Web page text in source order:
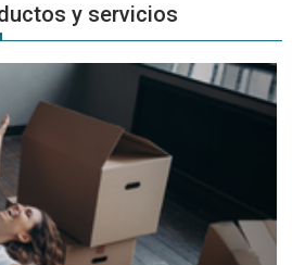
y servicios